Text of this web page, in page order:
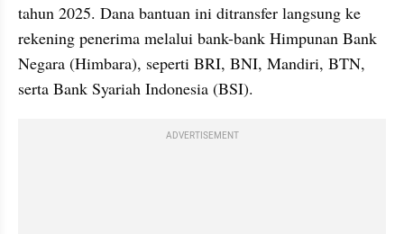
tahun 2025. Dana bantuan ini ditransfer langsung ke
rekening penerima melalui bank-bank Himpunan Bank
Negara (Himbara), seperti BRI, BNI, Mandiri, BTN,
serta Bank Syariah Indonesia (BSI).
ADVERTISEMENT